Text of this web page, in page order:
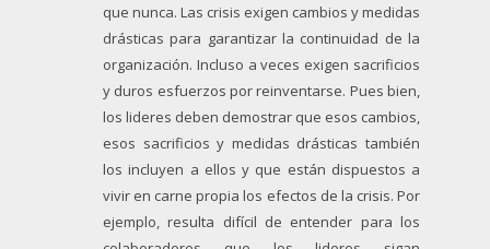
que nunca. Las crisis exigen cambios y medidas
drásticas para garantizar la continuidad de la
organización. Incluso a veces exigen sacrificios
y duros esfuerzos por reinventarse. Pues bien,
los lideres deben demostrar que esos cambios,
esos sacrificios y medidas drásticas también
los incluyen a ellos y que están dispuestos a
vivir en carne propia los efectos de la crisis. Por
ejemplo, resulta difícil de entender para los